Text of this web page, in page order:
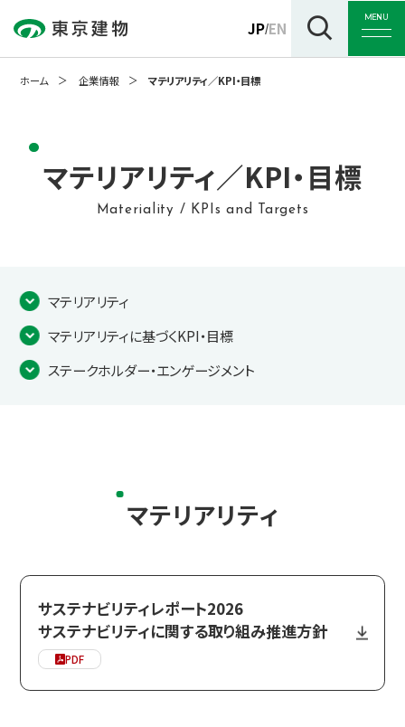
事業紹介
サステナビリティ
コミュニケーション活動
採用情報
お問い合わせ
JP/EN
MENU
ホーム 企業情報 マテリアリティ／KPI・目標
マテリアリティ／KPI・目標
Materiality / KPIs and Targets
マテリアリティ
マテリアリティに基づくKPI・目標
ステークホルダー・エンゲージメント
マテリアリティ
サステナビリティレポート2026
サステナビリティに関する取り組み推進方針
PDF